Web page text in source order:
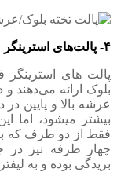
۴- پالت‌های استرینگر
پالت های
بلوک ارائه می‌دهند و
عرشه بالا و پایین
بیشتر میشود، اما
فقط از دو طرف که
چهار طرفه نیز در
بریدگی بوده و به